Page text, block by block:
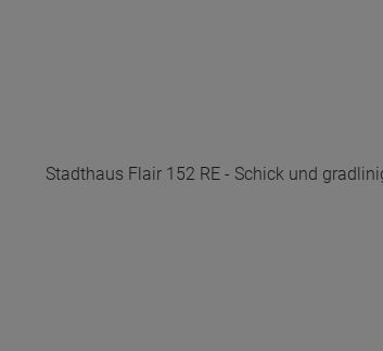
Stadthaus Flair 152 RE - Schick und